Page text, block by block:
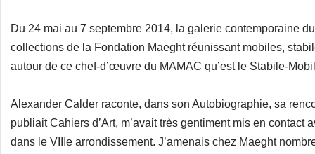
Du 24 mai au 7 septembre 2014, la galerie contemporaine
collections de la Fondation Maeght réunissant mobiles,
autour de ce chef-d’œuvre du MAMAC qu’est le Stabile-
Alexander Calder raconte, dans son Autobiographie, sa
publiait Cahiers d’Art, m’avait très gentiment mis en
dans le VIIIe arrondissement. J’amenais chez Maeght